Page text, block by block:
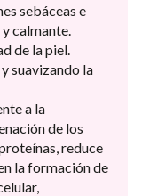
sebáceas e
calmante.
de la piel.
suavizando la
a la
de los
reduce
la formación de